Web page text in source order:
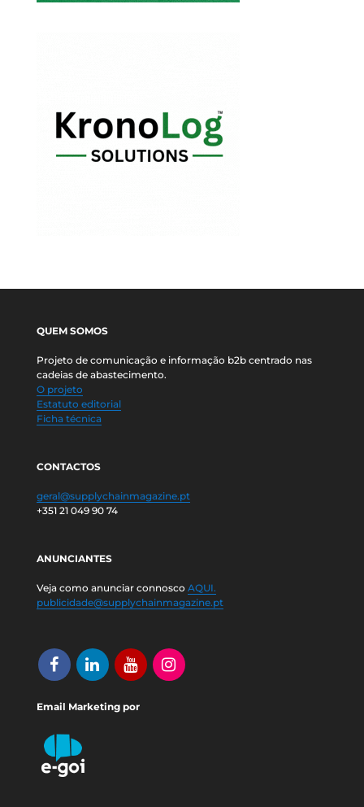
QUEM SOMOS
Projeto de comunicação e informação b2b centrado nas
cadeias de abastecimento.
O projeto
Estatuto editorial
Ficha técnica
CONTACTOS
geral@supplychainmagazine.pt
+351 21 049 90 74
ANUNCIANTES
Veja como anunciar connosco AQUI.
publicidade@supplychainmagazine.pt
Email Marketing por